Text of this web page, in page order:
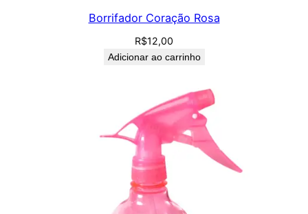
Borrifador Coração Rosa
R$12,00
Adicionar ao carrinho